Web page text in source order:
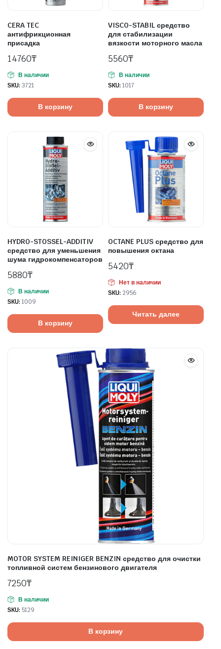
CERA TEC
антифрикционная
присадка
14760₸
В наличии
SKU: 3721
В корзину
VISCO-STABIL средство
для стабилизации
вязкости моторного масла
5560₸
В наличии
SKU: 1017
В корзину
HYDRO-STOSSEL-ADDITIV
средство для уменьшения
шума гидрокомпенсаторов
5880₸
В наличии
SKU: 1009
В корзину
OCTANE PLUS средство для
повышения октана
5420₸
Нет в наличии
SKU: 2956
Читать далее
MOTOR SYSTEM REINIGER BENZIN средство для очистки
топливной систем бензинового двигателя
7250₸
В наличии
SKU: 5129
В корзину